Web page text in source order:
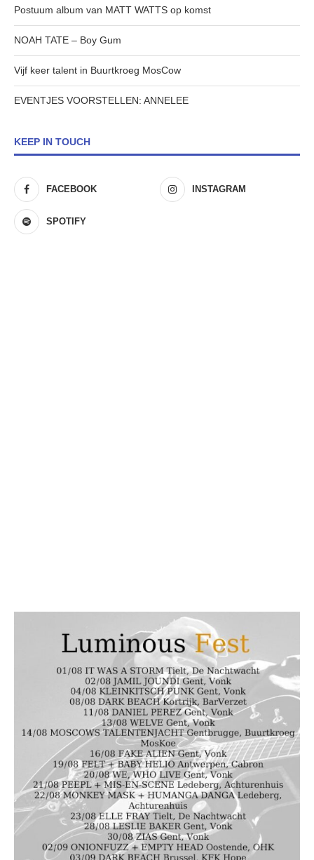
Postuum album van MATT WATTS op komst
NOAH TATE – Boy Gum
Vijf keer talent in Buurtkroeg MosCow
EVENTJES VOORSTELLEN: ANNELEE
KEEP IN TOUCH
FACEBOOK INSTAGRAM
SPOTIFY